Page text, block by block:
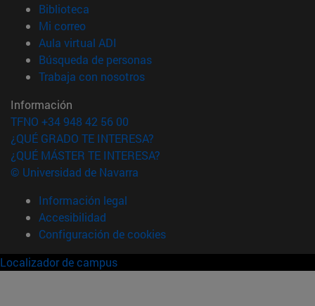
Biblioteca
Mi correo(abre en nueva ventana)
Aula virtual ADI
Búsqueda de personas(abre en nueva ventana)
Trabaja con nosotros(abre en nueva ventana)
Información
TFNO +34 948 42 56 00
¿QUÉ GRADO TE INTERESA?
¿QUÉ MÁSTER TE INTERESA?
© Universidad de Navarra
Información legal
Accesibilidad
Configuración de cookies
Localizador de campus